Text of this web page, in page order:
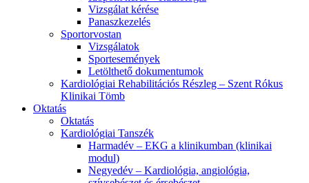
Vizsgálat kérése
Panaszkezelés
Sportorvostan
Vizsgálatok
Sportesemények
Letölthető dokumentumok
Kardiológiai Rehabilitációs Részleg – Szent Rókus
Klinikai Tömb
Oktatás
Oktatás
Kardiológiai Tanszék
Harmadév – EKG a klinikumban (klinikai
modul)
Negyedév – Kardiológia, angiológia,